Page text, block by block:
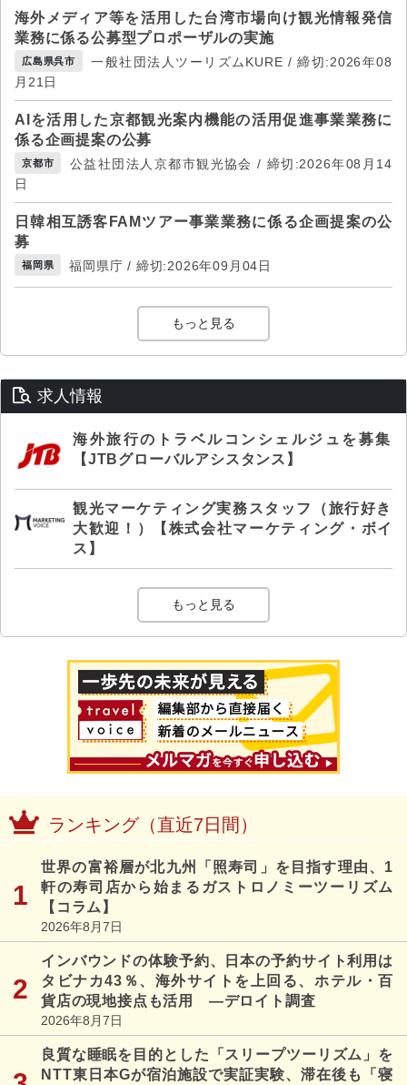
海外メディア等を活用した台湾市場向け観光情報発信
業務に係る公募型プロポーザルの実施
広島県呉市
一般社団法人ツーリズムKURE / 締切:2026年08
月21日
AIを活用した京都観光案内機能の活用促進事業業務に
係る企画提案の公募
京都市
公益社団法人京都市観光協会 / 締切:2026年08月14
日
日韓相互誘客FAMツアー事業業務に係る企画提案の公
募
福岡県 福岡県庁 / 締切:2026年09月04日
もっと見る
求人情報
海外旅行のトラベルコンシェルジュを募集
【JTBグローバルアシスタンス】
観光マーケティング実務スタッフ（旅行好き
大歓迎！）【株式会社マーケティング・ボイ
ス】
もっと見る
ランキング（直近7日間）
世界の富裕層が北九州「照寿司」を目指す理由、1
軒の寿司店から始まるガストロノミーツーリズム
【コラム】
2026年8月7日
インバウンドの体験予約、日本の予約サイト利用は
タビナカ43％、海外サイトを上回る、ホテル・百
貨店の現地接点も活用 ―デロイト調査
2026年8月7日
良質な睡眠を目的とした「スリープツーリズム」を
NTT東日本Gが宿泊施設で実証実験、滞在後も「寝